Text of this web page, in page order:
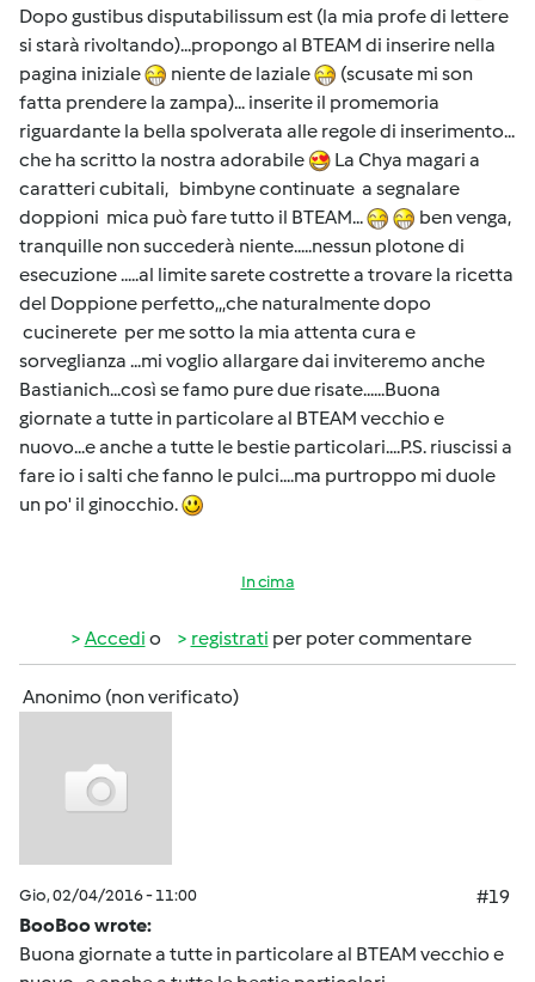
Dopo gustibus disputabilissum est (la mia profe di lettere
si starà rivoltando)...propongo al BTEAM di inserire nella
pagina iniziale
niente de laziale
(scusate mi son
fatta prendere la zampa)... inserite il promemoria
riguardante la bella spolverata alle regole di inserimento...
che ha scritto la nostra adorabile
La Chya magari a
caratteri cubitali, bimbyne continuate a segnalare
doppioni mica può fare tutto il BTEAM...
ben venga,
tranquille non succederà niente.....nessun plotone di
esecuzione .....al limite sarete costrette a trovare la ricetta
del Doppione perfetto,,,che naturalmente dopo
cucinerete per me sotto la mia attenta cura e
sorveglianza ...mi voglio allargare dai inviteremo anche
Bastianich...così se famo pure due risate......Buona
giornate a tutte in particolare al BTEAM vecchio e
nuovo...e anche a tutte le bestie particolari....P.S. riuscissi a
fare io i salti che fanno le pulci....ma purtroppo mi duole
un po' il ginocchio.
In cima
Accedi o registrati per poter commentare
Anonimo (non verificato)
Gio, 02/04/2016 - 11:00
#19
BooBoo wrote:
Buona giornate a tutte in particolare al BTEAM vecchio e